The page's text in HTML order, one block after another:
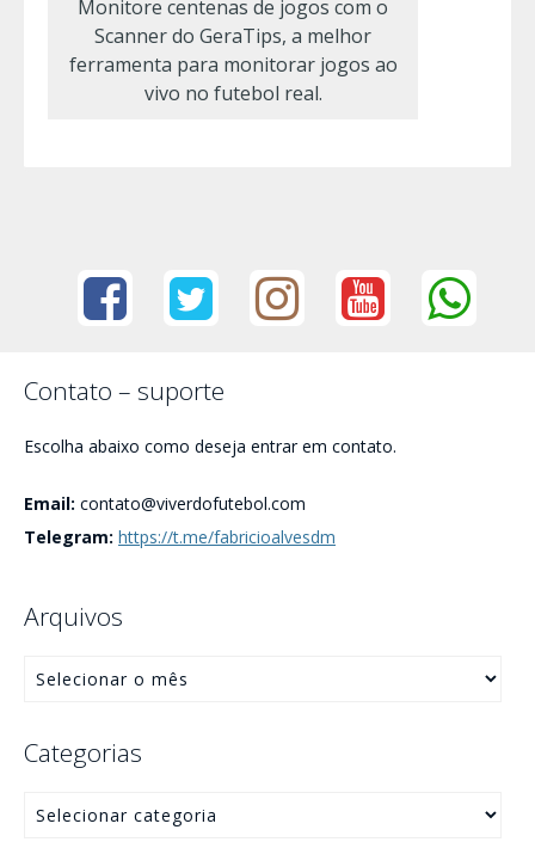
Monitore centenas de jogos com o
Scanner do GeraTips, a melhor
ferramenta para monitorar jogos ao
vivo no futebol real.
Contato – suporte
Escolha abaixo como deseja entrar em contato.
Email: contato@viverdofutebol.com
Telegram: https://t.me/fabricioalvesdm
Arquivos
Categorias